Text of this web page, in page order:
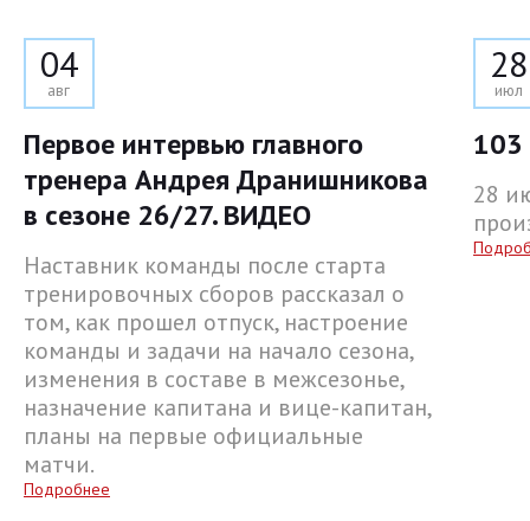
04
авг
Первое интервью главного
тренера Андрея Дранишникова
в сезоне 26/27. ВИДЕО
Наставник команды после старта
тренировочных сборов рассказал о
том, как прошел отпуск, настроение
команды и задачи на начало сезона,
изменения в составе в межсезонье,
назначение капитана и вице-капитан,
планы на первые официальные
матчи.
Подробнее
28
июл
103
28